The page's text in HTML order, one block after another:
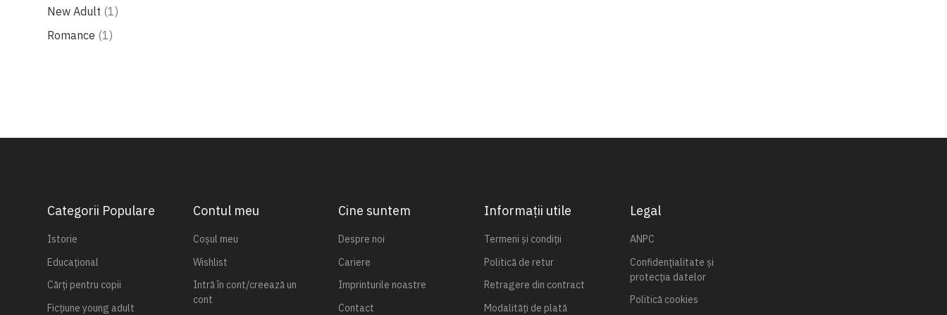
New Adult 1produs
Romance 1produs
Categorii Populare
Istorie
Educațional
Cărți pentru copii
Ficțiune young adult
Contul meu
Coșul meu
Wishlist
Intră în cont/creează un
cont
Cine suntem
Despre noi
Cariere
Imprinturile noastre
Contact
Informații utile
Termeni și condiții
Politică de retur
Retragere din contract
Modalități de plată
Legal
ANPC
Confidențialitate și
protecția datelor
Politică cookies